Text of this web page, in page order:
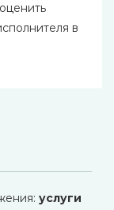
в
услуги